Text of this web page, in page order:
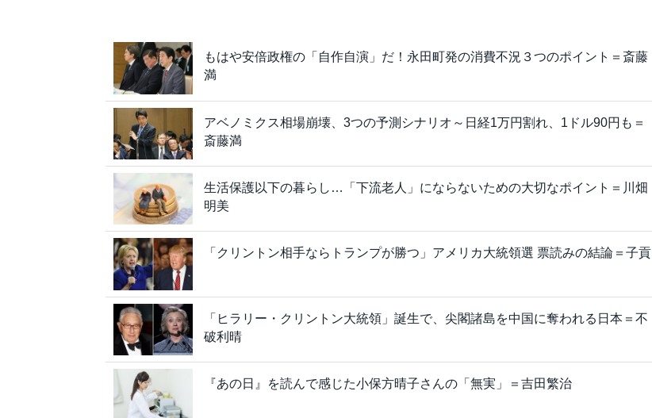
もはや安倍政権の「自作自演」だ！永田町発の消費不況３つのポイント＝斎藤
満
アベノミクス相場崩壊、3つの予測シナリオ～日経1万円割れ、1ドル90円も＝
斎藤満
生活保護以下の暮らし…「下流老人」にならないための大切なポイント＝川畑
明美
「クリントン相手ならトランプが勝つ」アメリカ大統領選 票読みの結論＝子貢
「ヒラリー・クリントン大統領」誕生で、尖閣諸島を中国に奪われる日本＝不
破利晴
『あの日』を読んで感じた小保方晴子さんの「無実」＝吉田繁治